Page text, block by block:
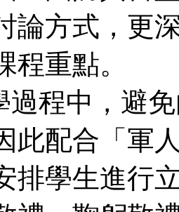
論方式，更
程重點。
過程中，避
此配合「軍
排學生進行